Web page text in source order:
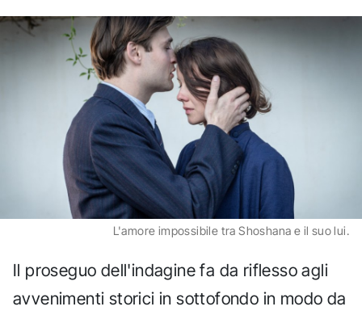
L'amore impossibile tra Shoshana e il suo lui.
Il proseguo dell'indagine fa da riflesso agli
avvenimenti storici in sottofondo in modo da